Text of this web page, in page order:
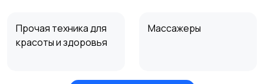
Прочая техника для
красоты и здоровья
Массажеры